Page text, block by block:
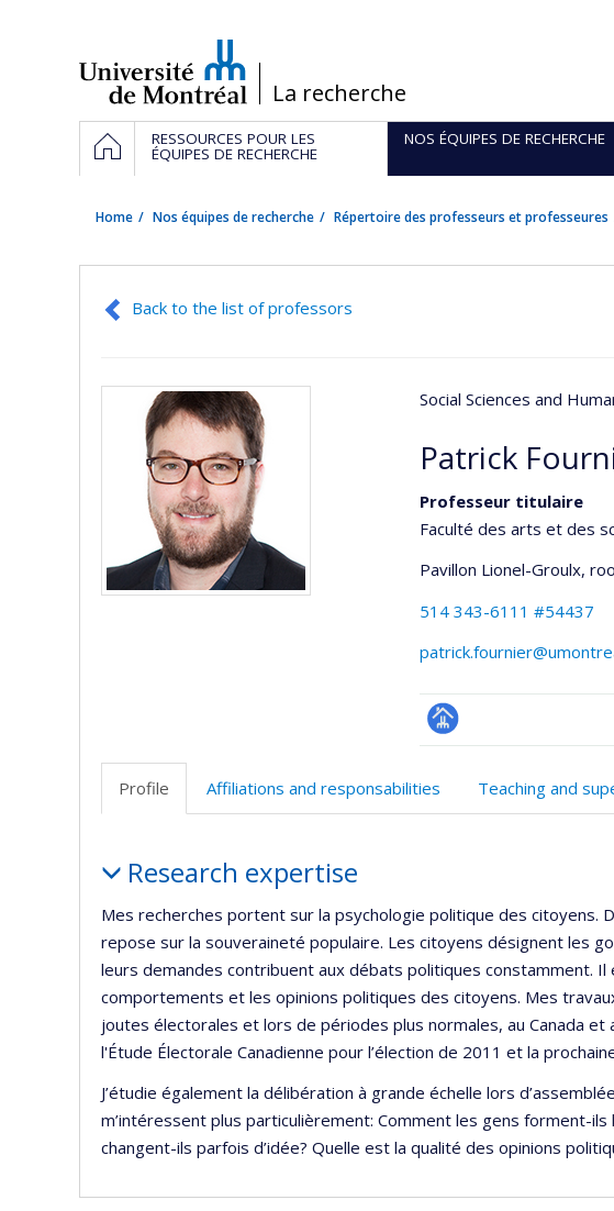
/La recherche
Navigation
principale
HOMERESSOURCES POUR LES
ÉQUIPES DE RECHERCHE
NOS ÉQUIPES DE RECHERCHE
Home Nos équipes de recherche Répertoire des professeurs et professeures
Back to the list of professors
Social Sciences and
Patrick
Professeur titulaire
Faculté des arts et des
Pavillon Lionel-Groulx,
514 343-6111 #54437
Page
Profile Affiliations and responsabilities Teaching and
Research expertise
Mes recherches portent sur la psychologie politique des citoyens.
repose sur la souveraineté populaire. Les citoyens désignent les
leurs demandes contribuent aux débats politiques constamment.
comportements et les opinions politiques des citoyens. Mes
joutes électorales et lors de périodes plus normales, au Canada et
l'Étude Électorale Canadienne pour l’élection de 2011 et la
J’étudie également la délibération à grande échelle lors
m’intéressent plus particulièrement: Comment les gens forment-
changent-ils parfois d’idée? Quelle est la qualité des opinions